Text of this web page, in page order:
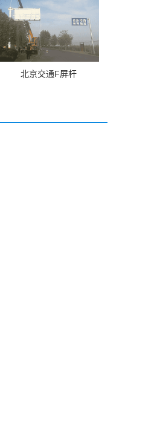
北京交通F屏杆